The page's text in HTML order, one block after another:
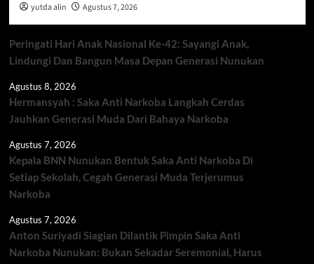
yutda alin Agustus 7, 2026
Peringati Hari Anak Nasional Ke-42: Sayangi Anak,
Lindungi Dan Bangun Masa Depan Generasi Nunukan
Agustus 8, 2026
Hermansyah : Saka Anti Narkoba Langkah Cerdas
Jauhkan Generasi Muda Dari Bahaya Narkoba
Agustus 7, 2026
Kepala BNN Nunukan Bentuk Saka Anti Narkoba Di
Setiap Sekolah, Cegah Generasi Muda Terjerumus
Narkoba
Agustus 7, 2026
Anton Suriyadi Siagian Dilantik Pimpin Saka Anti
Narkoba Nunukan: Bukan Sekadar Seremonial, Harus